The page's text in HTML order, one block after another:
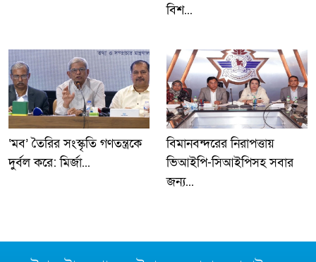
বিশ...
‘মব’ তৈরির সংস্কৃতি গণতন্ত্রকে
দুর্বল করে: মির্জা...
বিমানবন্দরের নিরাপত্তায়
ভিআইপি-সিআইপিসহ সবার
জন্য...